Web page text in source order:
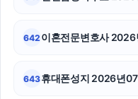
642 이혼전문변호사
643휴대폰성지 2026년